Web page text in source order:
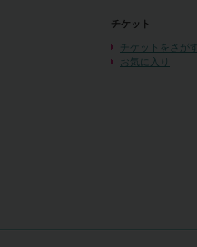
チケット
チケットをさがす
お気に入り